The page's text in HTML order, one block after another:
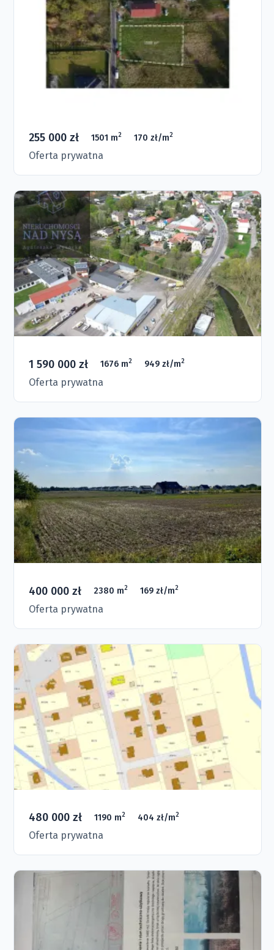
255 000 zł 1501 m2 170 zł/m2
Oferta prywatna
1 590 000 zł 1676 m2 949 zł/m2
Oferta prywatna
400 000 zł 2380 m2 169 zł/m2
Oferta prywatna
480 000 zł 1190 m2 404 zł/m2
Oferta prywatna